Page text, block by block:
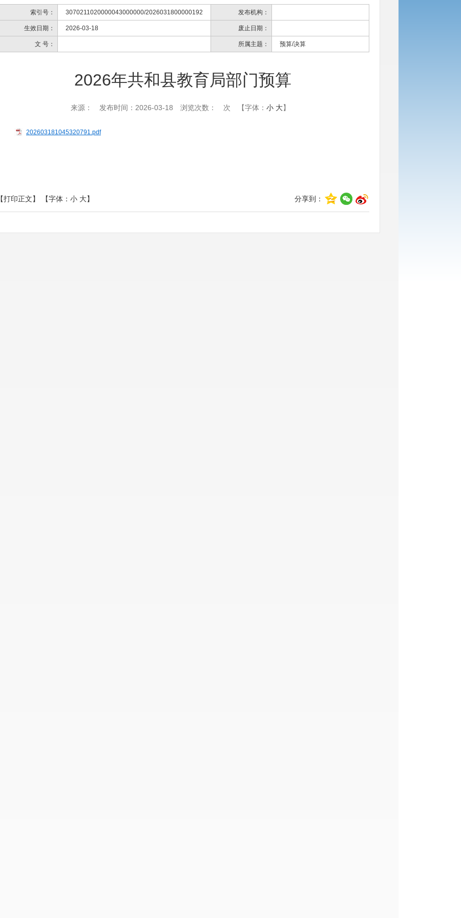
索引号： 3070211020000043000000/2026031800000192 发布机构：
生效日期： 2026-03-18 废止日期：
文 号： 所属主题： 预算/决算
2026年共和县教育局部门预算
来源： 发布时间：2026-03-18 浏览次数： 次 【字体： 小 大】
202603181045320791.pdf
【打印正文】 分享到：
【字体： 小 大】